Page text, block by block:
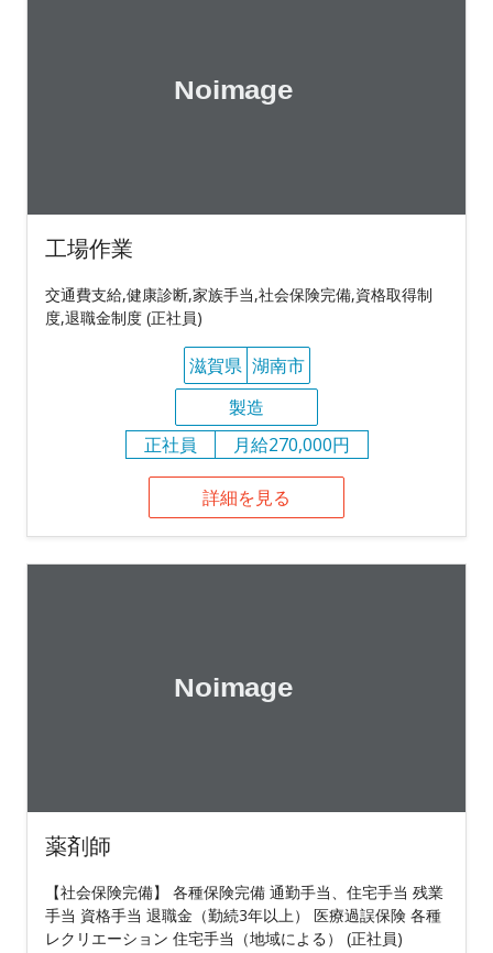
工場作業
交通費支給,健康診断,家族手当,社会保険完備,資格取得制
度,退職金制度 (正社員)
滋賀県 湖南市
製造
正社員
月給270,000円
詳細を見る
薬剤師
【社会保険完備】 各種保険完備 通勤手当、住宅手当 残業
手当 資格手当 退職金（勤続3年以上） 医療過誤保険 各種
レクリエーション 住宅手当（地域による） (正社員)